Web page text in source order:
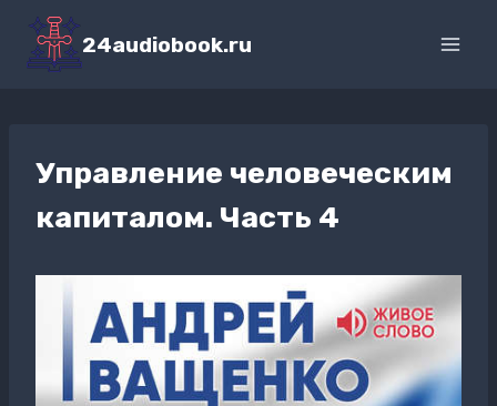
Перейти
содержимому
24audiobook.ru
Управление человеческим
капиталом. Часть 4